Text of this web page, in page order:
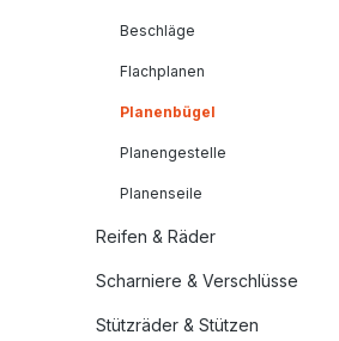
Beschläge
Flachplanen
Planenbügel
Planengestelle
Planenseile
Reifen & Räder
Scharniere & Verschlüsse
Stützräder & Stützen